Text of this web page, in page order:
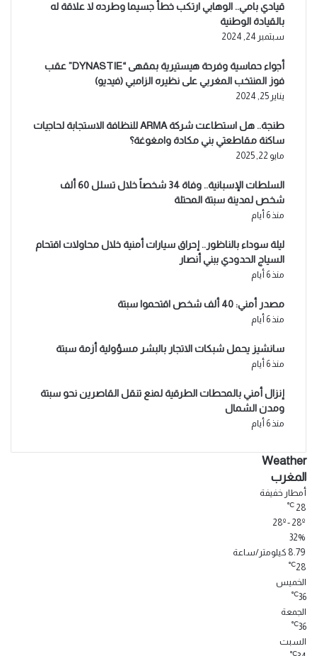
قيادي بامي.. الوهابي ارتكب خطأ جسيما وطرده لا علاقة له
بالقيادة الوطنية
سبتمبر 24, 2024
أجواء حماسية وفرحة هيستيرية بمقهى “DYNASTIE” عقب
فوز المنتخب المغربي على نظيره الزامبي (فيديو)
يناير 25, 2024
طنجة.. هل استطاعت شركة ARMA للنظافة الاستجابة لحاجيات
ساكنة مقاطعتي بني مكادة وامغوغة؟
مايو 22, 2025
السلطات الإسبانية.. وفاة 34 شخصاً خلال تسلل 60 ألف
شخص لمدينة سبتة المحتلة
منذ 6 أيام
ليلة سوداء بالناظور.. إحراق سيارات أمنية خلال محاولات اقتحام
السياج الحدودي ببني أنصار
منذ 6 أيام
مصدر أمني: 40 ألف شخص اقتحموا سبتة
منذ 6 أيام
سانشيز يحمل شبكات الاتجار بالبشر مسؤولية أزمة سبتة
منذ 6 أيام
إنزال أمني بالمحطات الطرقية لمنع تنقل القاصرين نحو سبتة
ومدن الشمال
منذ 6 أيام
Weather
المغرب
أمطار خفيفة
28
℃
32%
8.79 كيلومتر/ساعة
28
℃
الخميس
36
℃
الجمعة
36
℃
السبت
℃